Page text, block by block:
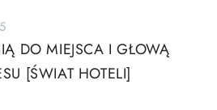
DO MIEJSCA I GŁOWĄ
[ŚWIAT HOTELI]